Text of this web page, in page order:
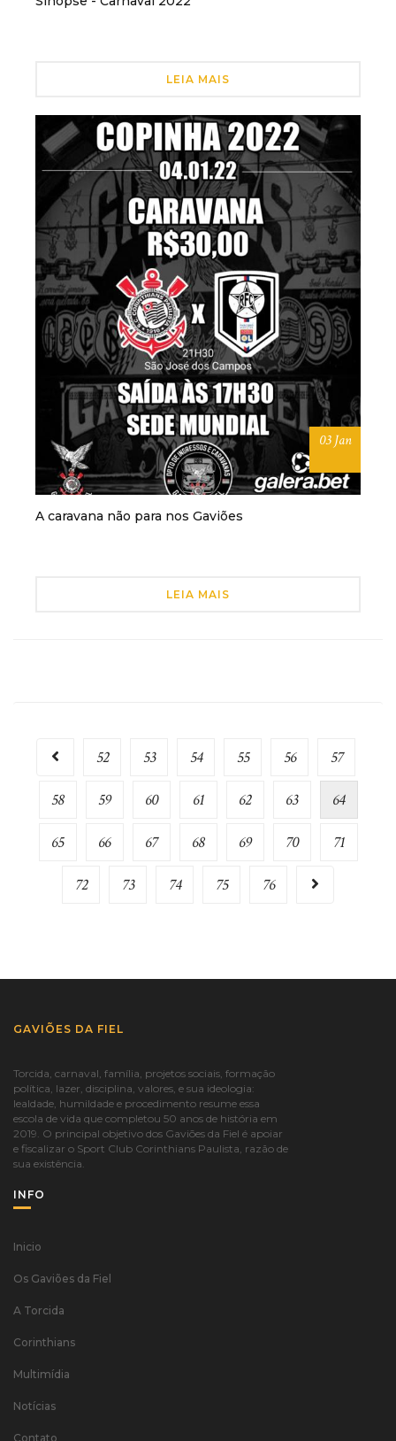
LEIA MAIS
03 Jan
A caravana não para nos Gaviões
LEIA MAIS
52 53 54 55 56 57
58 59 60 61 62 63 64
65 66 67 68 69 70 71
72 73 74 75 76
GAVIÕES DA FIEL
Torcida, carnaval, família, projetos sociais, formação
política, lazer, disciplina, valores, e sua ideologia:
lealdade, humildade e procedimento resume essa
escola de vida que completou 50 anos de história em
2019. O principal objetivo dos Gaviões da Fiel é apoiar
e fiscalizar o Sport Club Corinthians Paulista, razão de
sua existência.
INFO
Inicio
Os Gaviões da Fiel
A Torcida
Corinthians
Multimídia
Notícias
Contato